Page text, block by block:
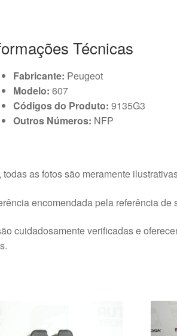
Técnicas
Fabricante: Peugeot
Modelo: 607
Códigos do Produto: 9135G3
Outros Números: NFP
as fotos são meramente
encomendada pela referência de
cuidadosamente verificadas e